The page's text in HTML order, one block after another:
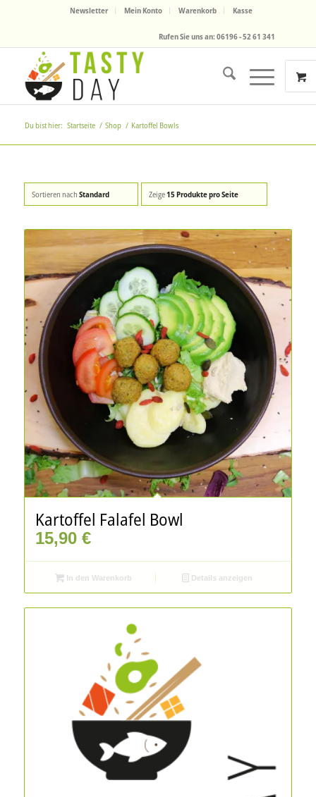
Newsletter Mein Konto Warenkorb Kasse
Rufen Sie uns an: 06196 - 52 61 341
Du bist hier: Startseite / Shop / Kartoffel Bowls
Sortieren nach Standard Zeige15 Produkte pro Seite
Kartoffel Falafel Bowl
15,90 €
In den Warenkorb Details anzeigen